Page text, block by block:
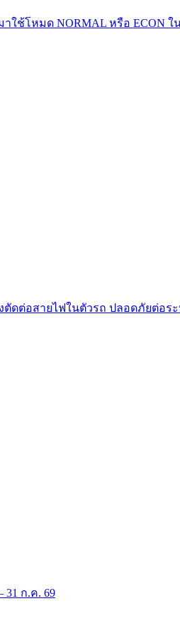
ใช้โหมด NORMAL หรือ ECON
ดต่อสายไฟในตัวรถ ปลอดภัยต่อ
31 ก.ค. 69